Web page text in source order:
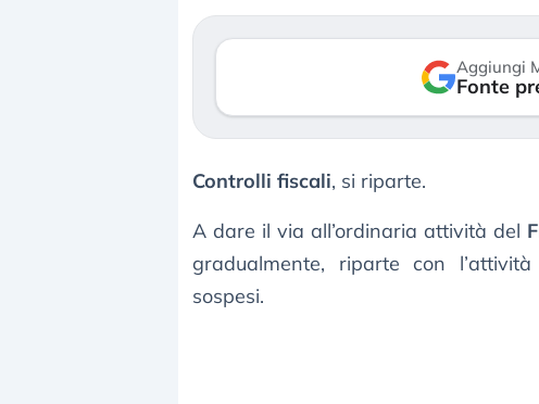
Aggiungi
Fonte
Controlli fiscali, si riparte.
A dare il via all’ordinaria attività del
gradualmente, riparte con
sospesi.
3 agosto 2026